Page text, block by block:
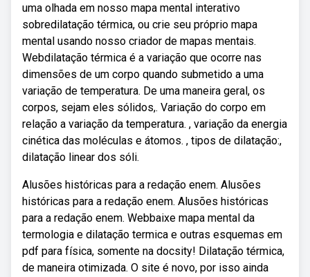
uma olhada em nosso mapa mental interativo
sobredilatação térmica, ou crie seu próprio mapa
mental usando nosso criador de mapas mentais.
Webdilatação térmica é a variação que ocorre nas
dimensões de um corpo quando submetido a uma
variação de temperatura. De uma maneira geral, os
corpos, sejam eles sólidos,. Variação do corpo em
relação a variação da temperatura. , variação da energia
cinética das moléculas e átomos. , tipos de dilatação:,
dilatação linear dos sóli.
Alusões históricas para a redação enem. Alusões
históricas para a redação enem. Alusões históricas
para a redação enem. Webbaixe mapa mental da
termologia e dilatação termica e outras esquemas em
pdf para física, somente na docsity! Dilatação térmica,
de maneira otimizada. O site é novo, por isso ainda